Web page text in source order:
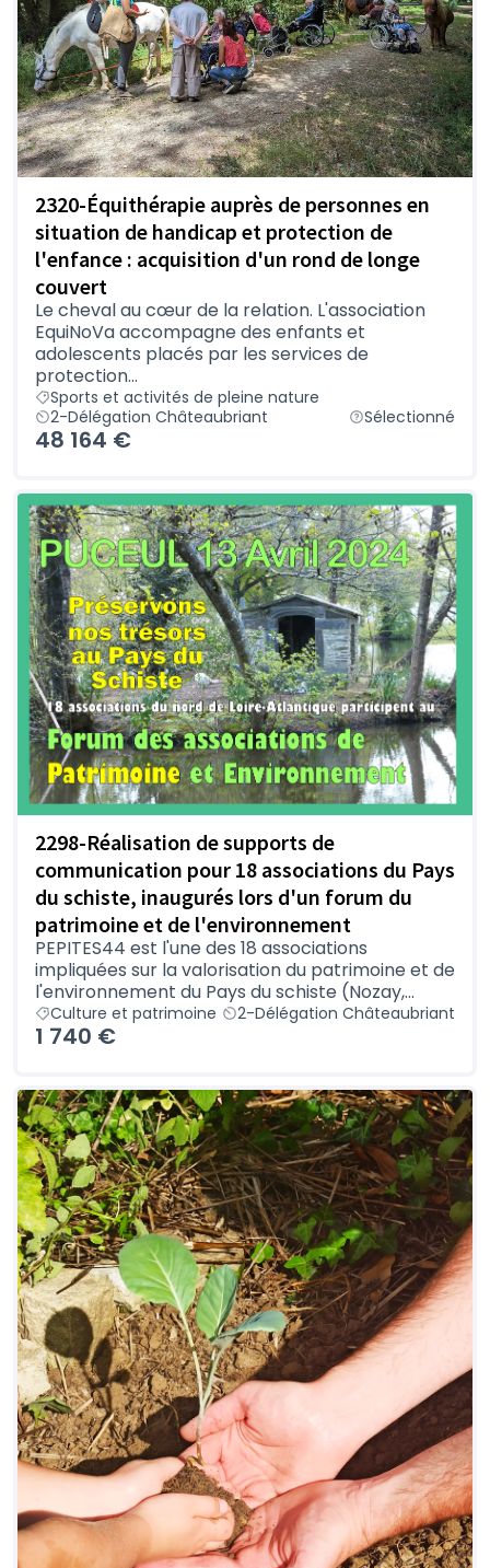
2320-Équithérapie auprès de personnes en
situation de handicap et protection de
l'enfance : acquisition d'un rond de longe
couvert
Le cheval au cœur de la relation. L'association
EquiNoVa accompagne des enfants et
adolescents placés par les services de
protection...
Sports et activités de pleine nature
2-Délégation Châteaubriant
Sélectionné
48 164 €
2298-Réalisation de supports de
communication pour 18 associations du Pays
du schiste, inaugurés lors d'un forum du
patrimoine et de l'environnement
PEPITES44 est l'une des 18 associations
impliquées sur la valorisation du patrimoine et de
l'environnement du Pays du schiste (Nozay,...
Culture et patrimoine 2-Délégation Châteaubriant
1 740 €